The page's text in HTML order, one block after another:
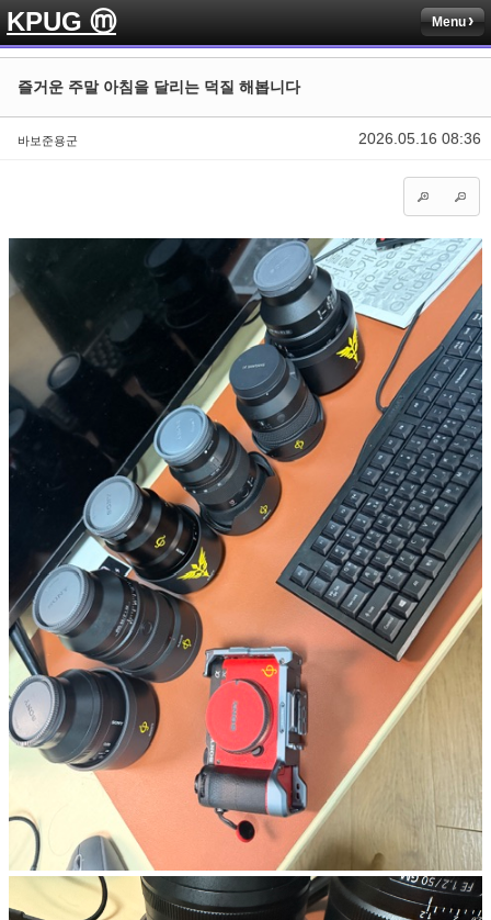
KPUG ⓜ Menu
2026.05.16 08:36
즐거운 주말 아침을 달리는 덕질 해봅니다
바보준용군
Sketchbook5, 스케치북5
Sketchbook5, 스케치북5
Sketchbook5, 스케치북5
Sketchbook5, 스케치북5